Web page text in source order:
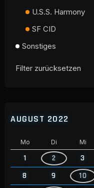
U.S.S. Harmony
SF CID
Sonstiges
Filter zurücksetzen
AUGUST 2022
Mo Di Mi
1 2 3
8
9 10